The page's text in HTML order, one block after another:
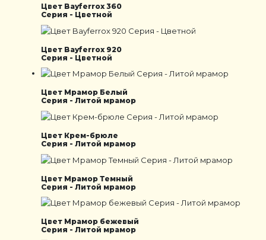
Цвет Bayferrox 360
Серия - Цветной
Цвет Bayferrox 920
Серия - Цветной
Цвет Мрамор Белый
Серия - Литой мрамор
Цвет Крем-брюле
Серия - Литой мрамор
Цвет Мрамор Темный
Серия - Литой мрамор
Цвет Мрамор бежевый
Серия - Литой мрамор